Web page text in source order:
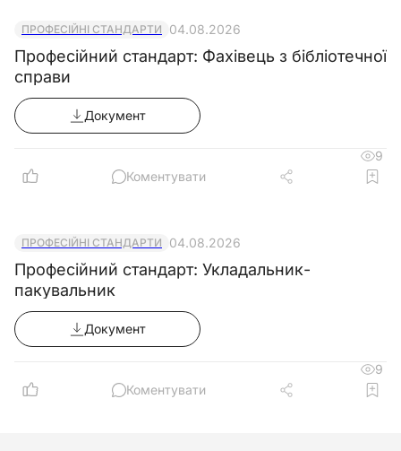
ПРОФЕСІЙНІ СТАНДАРТИ 04.08.2026
Професійний стандарт: Фахівець з бібліотечної
справи
Документ
9
Коментувати
ПРОФЕСІЙНІ СТАНДАРТИ 04.08.2026
Професійний стандарт: Укладальник-
пакувальник
Документ
9
Коментувати